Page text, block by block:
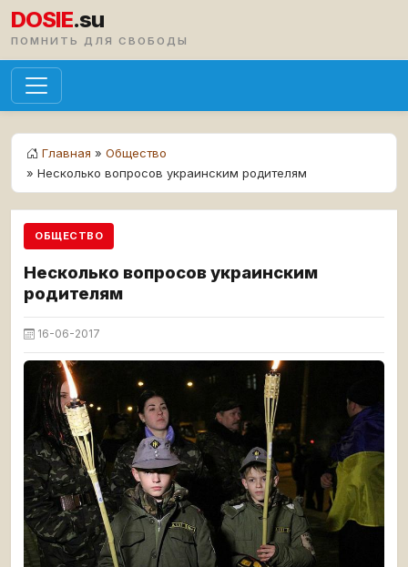
DOSIE.su
ПОМНИТЬ ДЛЯ СВОБОДЫ
Главная » Общество
» Несколько вопросов украинским родителям
ОБЩЕСТВО
Несколько вопросов украинским
родителям
16-06-2017